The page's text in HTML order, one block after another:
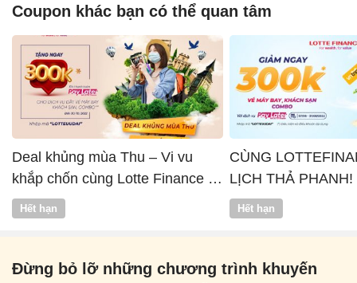
Coupon khác bạn có thể quan tâm
Deal khủng mùa Thu – Vi vu
khắp chốn cùng Lotte Finance x
Vntrip
Hết hạn
CÙNG
LỊCH THẢ PHANH!
Hết hạn
Đừng bỏ lỡ những chương trình khuyến